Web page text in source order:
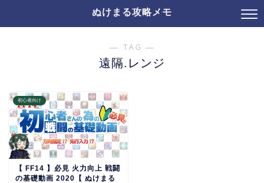
ぬけまる攻略メモ
― TAG ―
遠隔.レンジ
初心者向け
【 FF14 】必見 火力向上 戦闘
の基礎動画 2020【 ぬけまる